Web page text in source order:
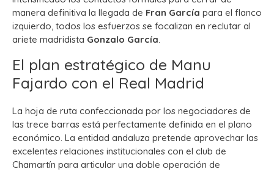
manera definitiva la llegada de Fran García para el flanco
izquierdo, todos los esfuerzos se focalizan en reclutar al
ariete madridista Gonzalo García.
El plan estratégico de Manu
Fajardo con el Real Madrid
La hoja de ruta confeccionada por los negociadores de
las trece barras está perfectamente definida en el plano
económico. La entidad andaluza pretende aprovechar las
excelentes relaciones institucionales con el club de
Chamartín para articular una doble operación de